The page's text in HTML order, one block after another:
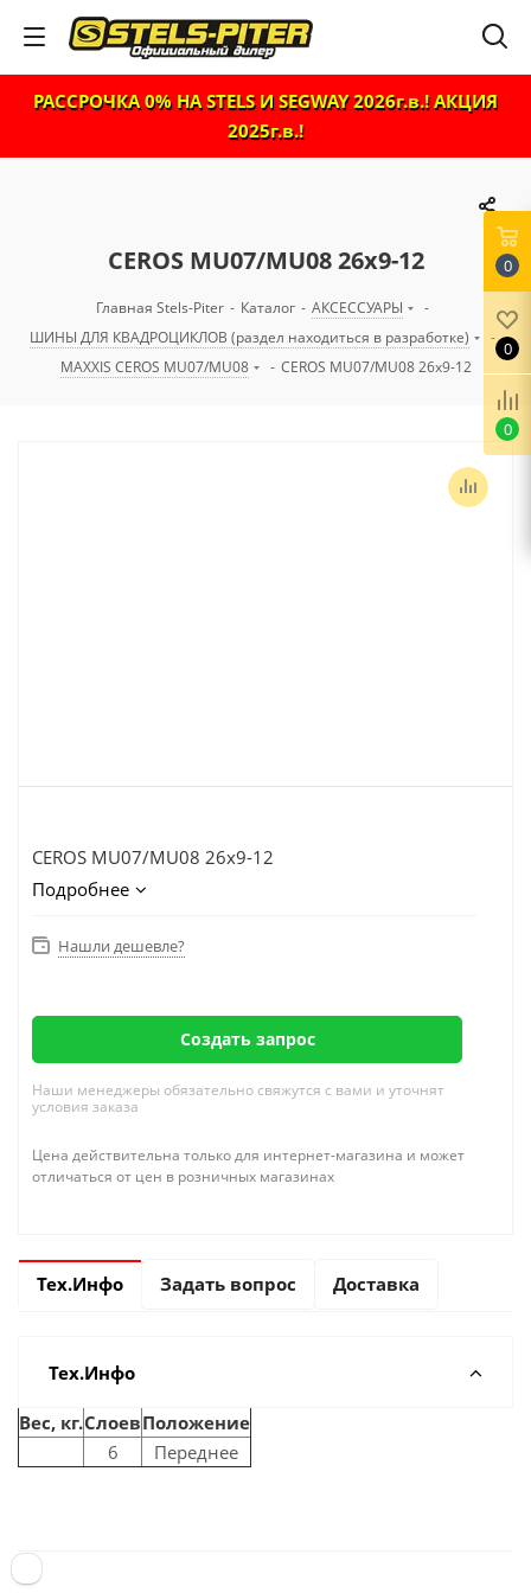
РАССРОЧКА 0% НА STELS И SEGWAY 2026г.в.! АКЦИЯ
2025г.в.!
CEROS MU07/MU08 26x9-12
Главная Stels-Piter - Каталог - АКСЕССУАРЫ
-
ШИНЫ ДЛЯ КВАДРОЦИКЛОВ (раздел находиться в разработке)
-
MAXXIS CEROS MU07/MU08
- CEROS MU07/MU08 26x9-12
CEROS MU07/MU08 26x9-12
Подробнее
Нашли дешевле?
Создать запрос
Наши менеджеры обязательно свяжутся с вами и уточнят
условия заказа
Цена действительна только для интернет-магазина и может
отличаться от цен в розничных магазинах
Тех.Инфо Задать вопрос Доставка
Тех.Инфо
Вес, кг.СлоевПоложение
6
Переднее
0
0
0